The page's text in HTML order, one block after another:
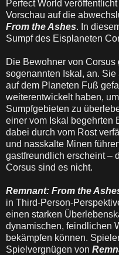
Perfect World
Vorschau auf die
From the Ashes. In
Sumpf des Eisplaneten
Die Bewohner von
sogenannten Iskal, an.
auf dem Planeten Fuß
weiterentwickelt haben,
Sumpfgebieten zu
einer vom Iskal begehrten
dabei durch vom Rost
und nasskalte Minen
gastfreundlich erscheint –
Corsus sind es nicht.
Remnant: From the
in Third-Person-
einen starken
dynamischen, feindlichen
bekämpfen können.
Spielvergnügen von